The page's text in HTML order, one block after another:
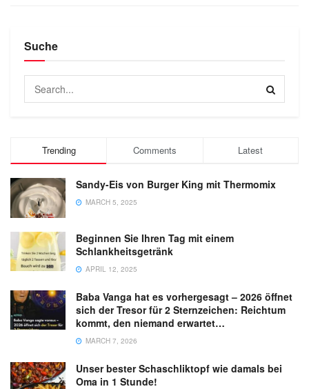
Suche
Trending Comments Latest
Sandy-Eis von Burger King mit Thermomix
MARCH 5, 2025
Beginnen Sie Ihren Tag mit einem
Schlankheitsgetränk
APRIL 12, 2025
Baba Vanga hat es vorhergesagt – 2026 öffnet
sich der Tresor für 2 Sternzeichen: Reichtum
kommt, den niemand erwartet…
MARCH 7, 2026
Unser bester Schaschliktopf wie damals bei
Oma in 1 Stunde!